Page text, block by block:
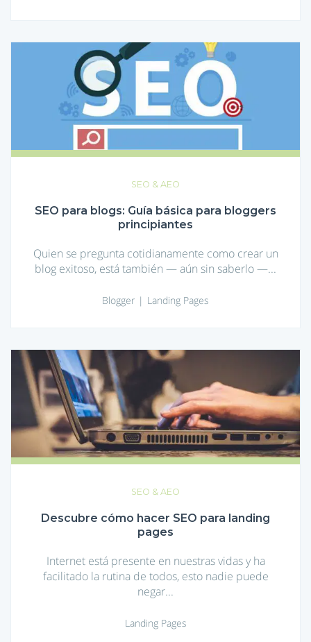
para
blogs:
Guía
básica
para
bloggers
SEO & AEO
SEO para blogs: Guía básica para bloggers
principiantes
Quien se pregunta cotidianamente como crear un
blog exitoso, está también — aún sin saberlo —...
Blogger Landing Pages
Descubre
hacer
SEO
para
landing
pages
SEO & AEO
Descubre cómo hacer SEO para landing
pages
Internet está presente en nuestras vidas y ha
facilitado la rutina de todos, esto nadie puede
negar...
Landing Pages